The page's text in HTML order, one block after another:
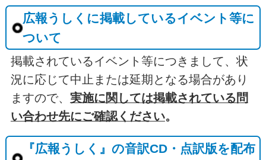
広報うしくに掲載しているイベント等に
ついて
掲載されているイベント等につきまして、状
況に応じて中止または延期となる場合があり
ますので、 実施に関しては掲載されている問
い合わせ先にご確認ください。
『広報うしく』の音訳CD・点訳版を配布